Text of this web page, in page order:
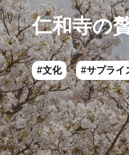
仁和寺の
#文化 #サプライ